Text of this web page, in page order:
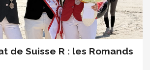
de Suisse R : les Romands